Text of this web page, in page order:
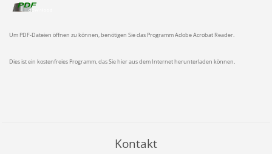
Um PDF-Dateien öffnen zu können, benötigen Sie das Programm Adobe Acrobat Reader.
Dies ist ein kostenfreies Programm, das Sie hier aus dem Internet herunterladen können.
Kontakt